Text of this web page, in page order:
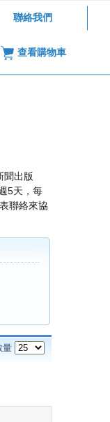
聯絡我們
查看購物車
聞出版
5天，每
聯絡來協
量